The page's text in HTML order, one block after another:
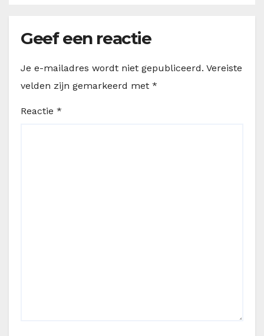
Geef een reactie
Je e-mailadres wordt niet gepubliceerd. Vereiste
velden zijn gemarkeerd met *
Reactie *